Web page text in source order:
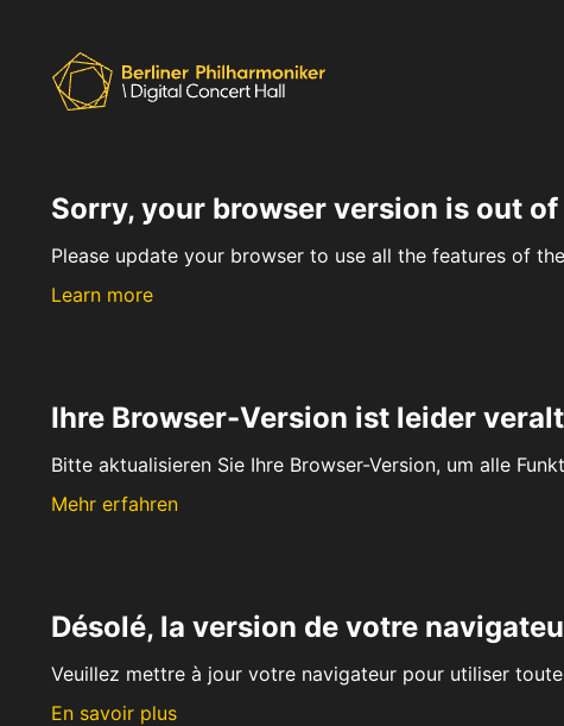
Sorry, your browser version is out
Please update your browser to use all the features of
Learn more
Ihre Browser-Version ist leider
Bitte aktualisieren Sie Ihre Browser-Version, um alle
Mehr erfahren
Désolé, la version de votre
Veuillez mettre à jour votre navigateur pour utiliser
En savoir plus